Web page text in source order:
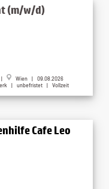
(m/w/d)
|
Wien | 09.08.2026
| unbefristet | Vollzeit
Cafe Leo